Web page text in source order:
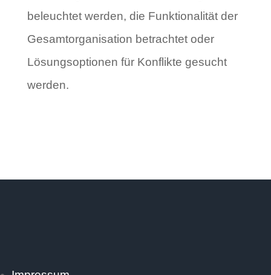
beleuchtet werden, die Funktionalität der
Gesamtorganisation betrachtet oder
Lösungsoptionen für Konflikte gesucht
werden.